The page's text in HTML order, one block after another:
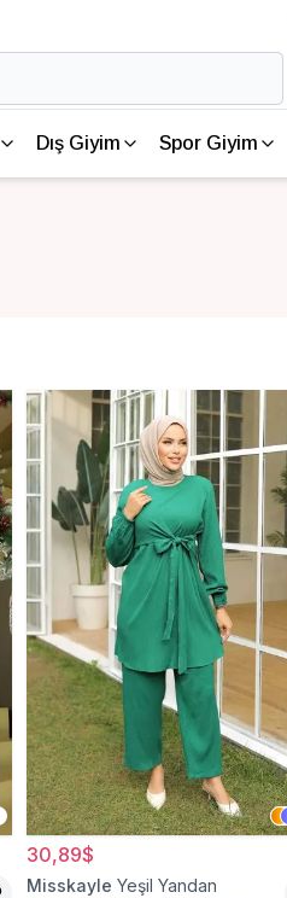
Dış Giyim Spor Giyim
30,89$
Misskayle Yeşil Yandan